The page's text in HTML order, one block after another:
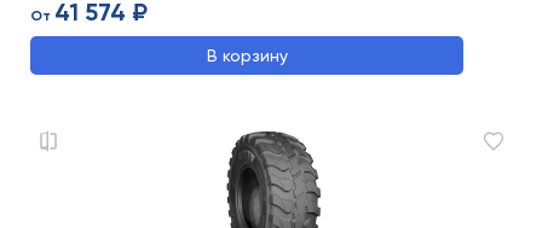
От 41 574 ₽
В корзину